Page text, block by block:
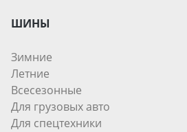
ШИНЫ
Зимние
Летние
Всесезонные
Для грузовых авто
Для спецтехники